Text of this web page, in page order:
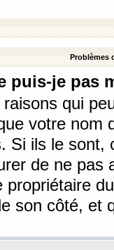
Problèmes
puis-je pas
qui
votre nom
Si ils le sont,
de ne pas
propriétaire
son côté, et